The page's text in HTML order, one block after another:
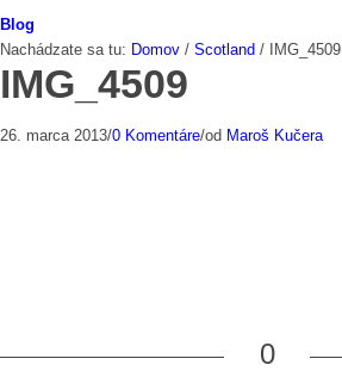
Blog
Nachádzate sa tu: Domov / Scotland / IMG_4509
IMG_4509
26. marca 2013/0 Komentáre/od Maroš Kučera
0